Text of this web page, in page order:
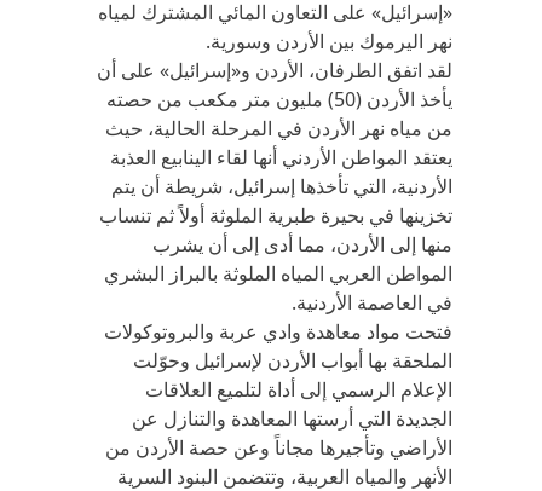
«إسرائيل» على التعاون المائي المشترك لمياه
نهر اليرموك بين الأردن وسورية.
لقد اتفق الطرفان، الأردن و«إسرائيل» على أن
يأخذ الأردن (50) مليون متر مكعب من حصته
من مياه نهر الأردن في المرحلة الحالية، حيث
يعتقد المواطن الأردني أنها لقاء الينابيع العذبة
الأردنية، التي تأخذها إسرائيل، شريطة أن يتم
تخزينها في بحيرة طبرية الملوثة أولاً ثم تنساب
منها إلى الأردن، مما أدى إلى أن يشرب
المواطن العربي المياه الملوثة بالبراز البشري
في العاصمة الأردنية.
فتحت مواد معاهدة وادي عربة والبروتوكولات
الملحقة بها أبواب الأردن لإسرائيل وحوّلت
الإعلام الرسمي إلى أداة لتلميع العلاقات
الجديدة التي أرستها المعاهدة والتنازل عن
الأراضي وتأجيرها مجاناً وعن حصة الأردن من
الأنهر والمياه العربية، وتتضمن البنود السرية